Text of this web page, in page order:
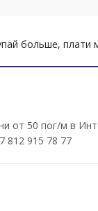
больше, плати
от 50 пог/м в
812 915 78 77